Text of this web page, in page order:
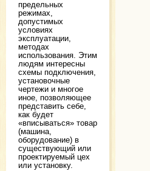
предельных
режимах,
допустимых
условиях
эксплуатации,
методах
использования. Этим
людям интересны
схемы подключения,
установочные
чертежи и многое
иное, позволяющее
представить себе,
как будет
«вписываться» товар
(машина,
оборудование) в
существующий или
проектируемый цех
или установку.